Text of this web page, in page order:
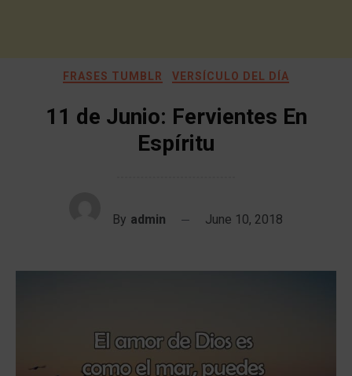
FRASES TUMBLR VERSÍCULO DEL DÍA
11 de Junio: Fervientes En
Espíritu
By admin June 10, 2018